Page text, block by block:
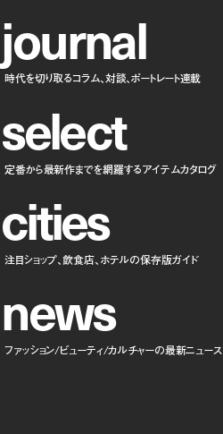
journal
時代を切り取るコラム、対談、ポートレート連載
select
定番から最新作までを網羅するアイテムカタログ
cities
注目ショップ、飲食店、ホテルの保存版ガイド
news
ファッション/ビューティ/カルチャーの最新ニュース